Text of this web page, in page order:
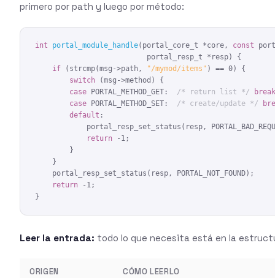
primero por path y luego por método:
int portal_module_handle(portal_core_t *core, const
                          portal_resp_t *resp) {
if (strcmp(msg->path, "/mymod/items" ) == 0) {
switch (msg->method) {
case PORTAL_METHOD_GET: /* return list */
break
case PORTAL_METHOD_SET: /* create/update */
default :
portal_resp_set_status(resp,
return -1;
        }
    }
    portal_resp_set_status(resp, PORTAL_NOT_FOUND);
return -1;
}
Leer la entrada: todo lo que necesita está en la
ORIGEN CÓMO LEERLO